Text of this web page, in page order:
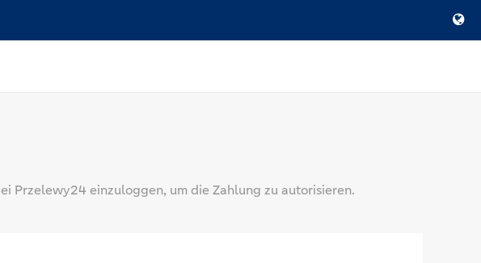
Przelewy24 einzuloggen, um die Zahlung zu autorisieren.